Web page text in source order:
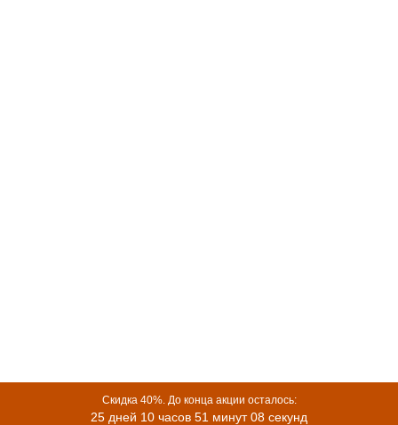
Скидка 40%. До конца акции осталось:
25 дней 10 часов 51 минут 08 секунд